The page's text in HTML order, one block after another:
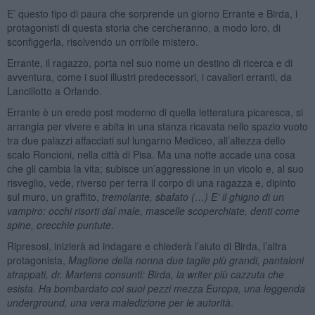
E’ questo tipo di paura che sorprende un giorno Errante e Birda, i
protagonisti di questa storia che cercheranno, a modo loro, di
sconfiggerla, risolvendo un orribile mistero.
Errante, il ragazzo, porta nel suo nome un destino di ricerca e di
avventura, come i suoi illustri predecessori, i cavalieri erranti, da
Lancillotto a Orlando.
Errante è un erede post moderno di quella letteratura picaresca, si
arrangia per vivere e abita in una stanza ricavata nello spazio vuoto
tra due palazzi affacciati sul lungarno Mediceo, all’altezza dello
scalo Roncioni, nella città di Pisa. Ma una notte accade una cosa
che gli cambia la vita; subisce un’aggressione in un vicolo e, al suo
risveglio, vede, riverso per terra il corpo di una ragazza e, dipinto
sul muro, un graffito, tremolante, sbafato (…) E’ il ghigno di un
vampiro: occhi risorti dal male, mascelle scoperchiate, denti come
spine, orecchie puntute
Ripresosi, inizierà ad indagare e chiederà l’aiuto di Birda, l’altra
protagonista, Maglione della nonna due taglie più grandi, pantaloni
strappati, dr. Martens consunti: Birda, la writer più cazzuta che
esista. Ha bombardato coi suoi pezzi mezza Europa, una leggenda
underground, una vera maledizione per le autorità